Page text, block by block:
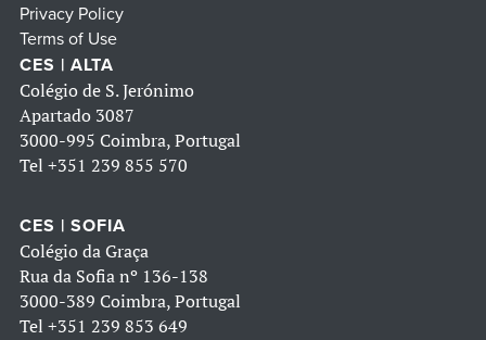
Privacy Policy
Terms of Use
CES | ALTA
Colégio de S. Jerónimo
Apartado 3087
3000-995 Coimbra, Portugal
Tel +351 239 855 570
CES | SOFIA
Colégio da Graça
Rua da Sofia nº 136-138
3000-389 Coimbra, Portugal
Tel +351 239 853 649